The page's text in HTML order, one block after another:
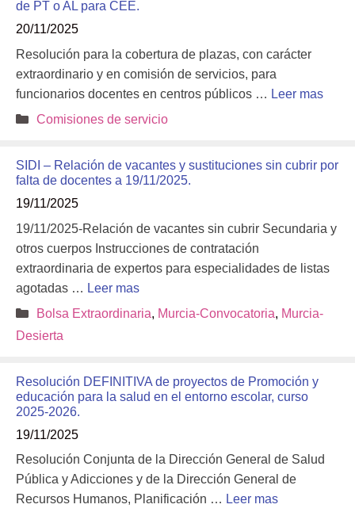
de PT o AL para CEE.
20/11/2025
Resolución para la cobertura de plazas, con carácter
extraordinario y en comisión de servicios, para
funcionarios docentes en centros públicos … Leer mas
Categorías
Comisiones de servicio
SIDI – Relación de vacantes y sustituciones sin cubrir por
falta de docentes a 19/11/2025.
19/11/2025
19/11/2025-Relación de vacantes sin cubrir Secundaria y
otros cuerpos Instrucciones de contratación
extraordinaria de expertos para especialidades de listas
agotadas … Leer mas
Categorías
Bolsa Extraordinaria, Murcia-Convocatoria, Murcia-
Desierta
Resolución DEFINITIVA de proyectos de Promoción y
educación para la salud en el entorno escolar, curso
2025-2026.
19/11/2025
Resolución Conjunta de la Dirección General de Salud
Pública y Adicciones y de la Dirección General de
Recursos Humanos, Planificación … Leer mas